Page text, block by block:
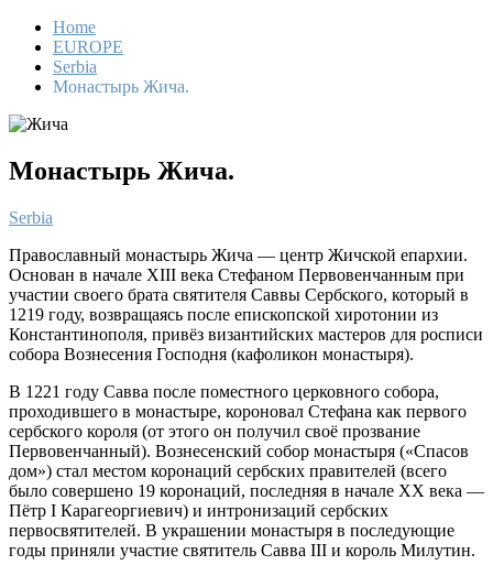
Home
EUROPE
Serbia
Монастырь Жича.
Монастырь Жича.
Serbia
Православный монастырь Жича — центр Жичской епархии.
Основан в начале XIII века Стефаном Первовенчанным при
участии своего брата святителя Саввы Сербского, который в
1219 году, возвращаясь после епископской хиротонии из
Константинополя, привёз византийских мастеров для росписи
собора Вознесения Господня (кафоликон монастыря).
В 1221 году Савва после поместного церковного собора,
проходившего в монастыре, короновал Стефана как первого
сербского короля (от этого он получил своё прозвание
Первовенчанный). Вознесенский собор монастыря («Спасов
дом») стал местом коронаций сербских правителей (всего
было совершено 19 коронаций, последняя в начале XX века —
Пётр I Карагеоргиевич) и интронизаций сербских
первосвятителей. В украшении монастыря в последующие
годы приняли участие святитель Савва III и король Милутин.